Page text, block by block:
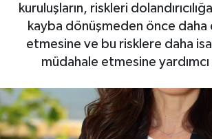
kuruluşların, riskleri
kayba dönüşmeden önce
etmesine ve bu risklere daha
müdahale etmesine
KÜLTÜR-SANAT
YAŞAM
Son Dakika Haberleri
Haber Arşivi